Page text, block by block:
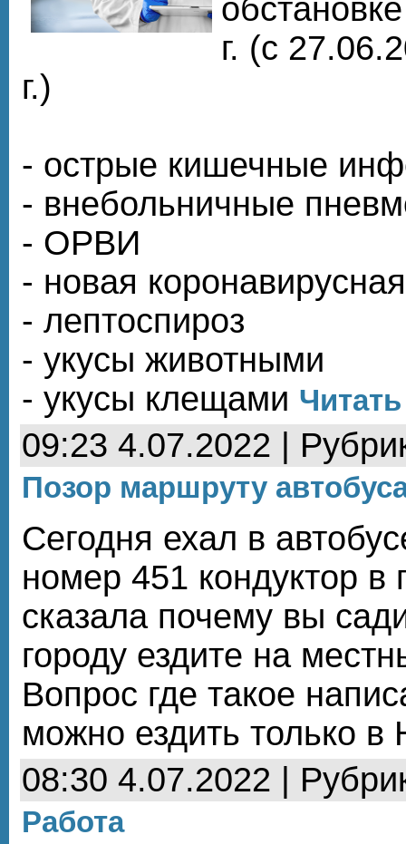
г. (с
г.)
- острые кишечные
- внебольничные
- ОРВИ
- новая
- лептоспироз
- укусы животными
- укусы клещами
09:23 4.07.2022 |
Позор маршруту
Сегодня ехал в
номер 451 кондуктор
сказала почему вы
городу ездите на
Вопрос где такое
можно ездить только
08:30 4.07.2022 |
Работа